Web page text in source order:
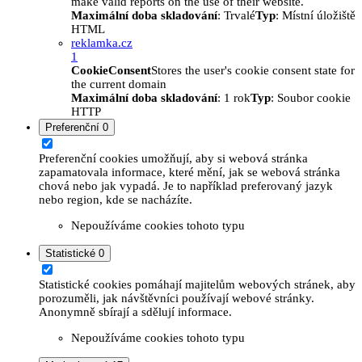
Maximální doba skladování: TrvaléTyp: Místní úložiště
HTML
reklamka.cz
1
CookieConsentStores the user's cookie consent state for
the current domain
Maximální doba skladování: 1 rokTyp: Soubor cookie
HTTP
Preferenční 0
Preferenční cookies umožňují, aby si webová stránka
zapamatovala informace, které mění, jak se webová stránka
chová nebo jak vypadá. Je to například preferovaný jazyk
nebo region, kde se nacházíte.
Nepoužíváme cookies tohoto typu
Statistické 0
Statistické cookies pomáhají majitelům webových stránek, aby
porozuměli, jak návštěvníci používají webové stránky.
Anonymně sbírají a sdělují informace.
Nepoužíváme cookies tohoto typu